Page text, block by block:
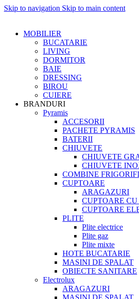
Skip to navigation Skip to main content
MOBILIER
BUCATARIE
LIVING
DORMITOR
BAIE
DRESSING
BIROU
CUIERE
BRANDURI
Pyramis
ACCESORII
PACHETE PYRAMIS
BATERII
CHIUVETE
CHIUVETE
CHIUVETE
COMBINE
CUPTOARE
ARAGAZURI
CUPTOARE
CUPTOARE
PLITE
Plite electrice
Plite gaz
Plite mixte
HOTE BUCATARIE
MASINI DE SPALAT
OBIECTE SANITARE
Electrolux
ARAGAZURI
MASINI DE SPALAT